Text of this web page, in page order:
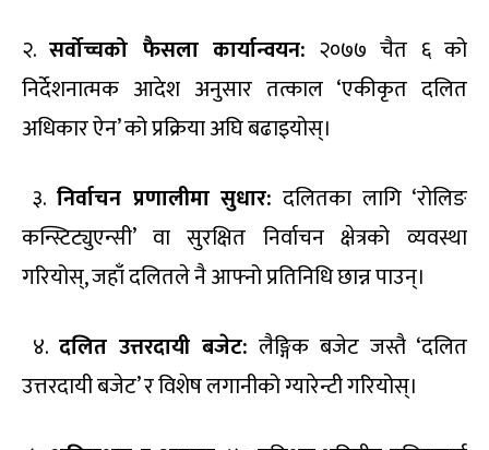
२.सर्वोच्चको फैसला कार्यान्वयन: २०७७ चैत ६ को
निर्देशनात्मक आदेश अनुसार तत्काल ‘एकीकृत दलित
अधिकार ऐन’ को प्रक्रिया अघि बढाइयोस्।
३. निर्वाचन प्रणालीमा सुधार: दलितका लागि ‘रोलिङ
कन्स्टिट्युएन्सी’ वा सुरक्षित निर्वाचन क्षेत्रको व्यवस्था
गरियोस्, जहाँ दलितले नै आफ्नो प्रतिनिधि छान्न पाउन्।
४. दलित उत्तरदायी बजेट: लैङ्गिक बजेट जस्तै ‘दलित
उत्तरदायी बजेट’ र विशेष लगानीको ग्यारेन्टी गरियोस्।